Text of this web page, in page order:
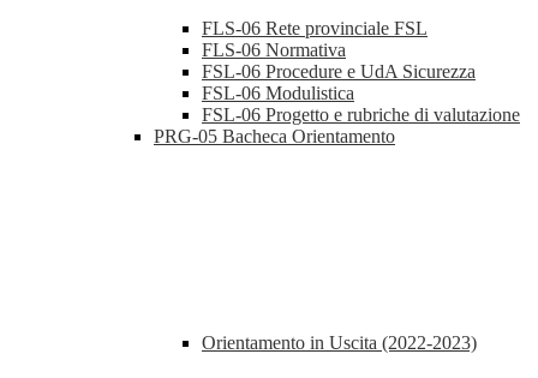
FLS-06 Rete provinciale FSL
FLS-06 Normativa
FSL-06 Procedure e UdA Sicurezza
FSL-06 Modulistica
FSL-06 Progetto e rubriche di valutazione
PRG-05 Bacheca Orientamento
Orientamento in Uscita (2022-2023)